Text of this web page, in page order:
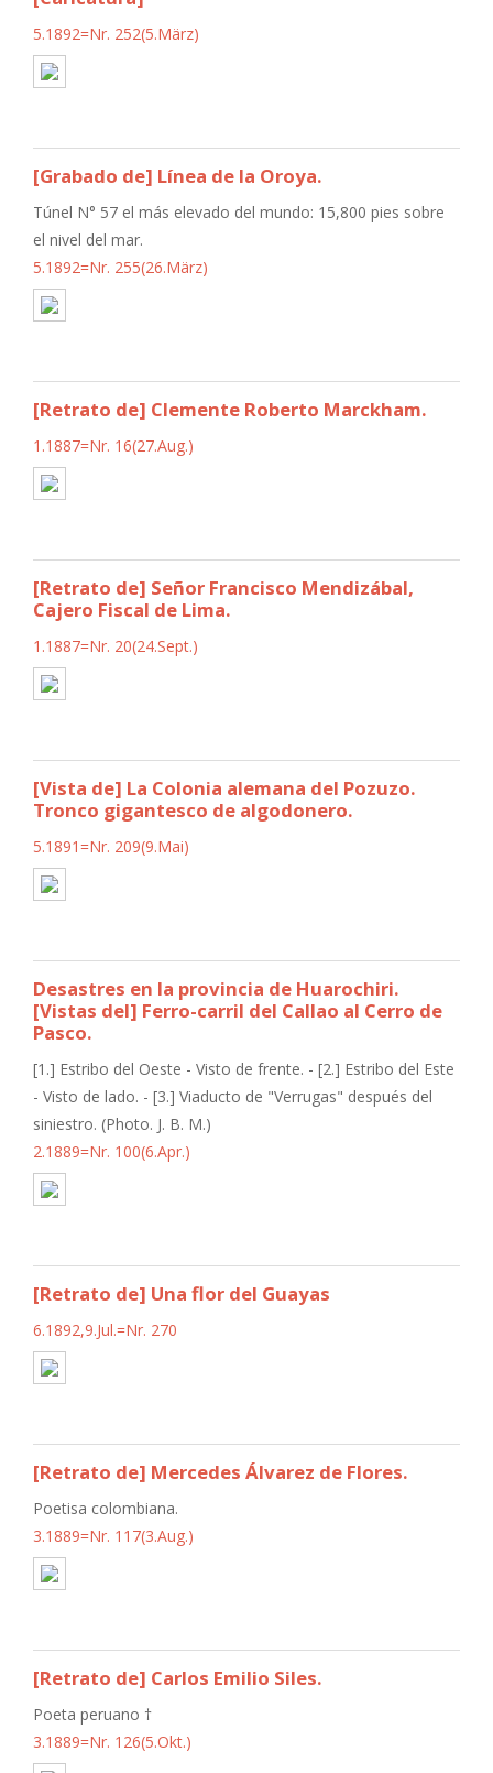
5.1892=Nr. 252(5.März)
[Grabado de] Línea de la Oroya.
Túnel N° 57 el más elevado del mundo: 15,800 pies sobre
el nivel del mar.
5.1892=Nr. 255(26.März)
[Retrato de] Clemente Roberto Marckham.
1.1887=Nr. 16(27.Aug.)
[Retrato de] Señor Francisco Mendizábal,
Cajero Fiscal de Lima.
1.1887=Nr. 20(24.Sept.)
[Vista de] La Colonia alemana del Pozuzo.
Tronco gigantesco de algodonero.
5.1891=Nr. 209(9.Mai)
Desastres en la provincia de Huarochiri.
[Vistas del] Ferro-carril del Callao al Cerro de
Pasco.
[1.] Estribo del Oeste - Visto de frente. - [2.] Estribo del Este
- Visto de lado. - [3.] Viaducto de "Verrugas" después del
siniestro. (Photo. J. B. M.)
2.1889=Nr. 100(6.Apr.)
[Retrato de] Una flor del Guayas
6.1892,9.Jul.=Nr. 270
[Retrato de] Mercedes Álvarez de Flores.
Poetisa colombiana.
3.1889=Nr. 117(3.Aug.)
[Retrato de] Carlos Emilio Siles.
Poeta peruano †
3.1889=Nr. 126(5.Okt.)